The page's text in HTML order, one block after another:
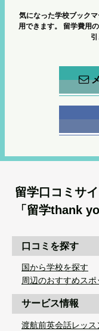
気になった学校ブック
用できます。
留学費用
留学口コミサ
「留学thank
口コミを探す
国から学校を探す
周辺のおすすめスポ
サービス情報
渡航前英会話レッス